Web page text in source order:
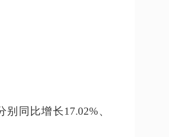
别 同比增长 17.02%、